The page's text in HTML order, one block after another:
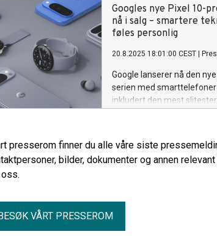
en helt ny søkeopplevelse.
Googles nye Pixel 10-
nå i salg – smartere
føles personlig
20.8.2025 18:01:00 CEST
Google lanserer nå den
serien med smarttelefoner
inkludert den mest
øreproppene Pixel Buds 2a
nyeste generasjonen av
smartklokke, Pixel Watch 4.
presserom finner du alle våre siste
bilder, dokumenter og annen
VÅRT PRESSEROM